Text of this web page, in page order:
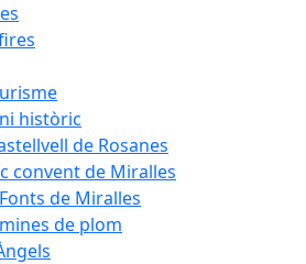
històric
de Rosanes
convent de Miralles
de Miralles
de plom